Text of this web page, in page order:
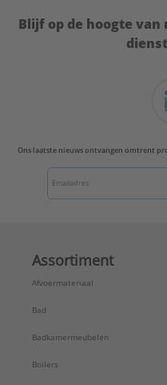
VdS keur: Nee
M8 elektrolytisch
Blijf op de hoogte
Ons laatste nieuws ontvangen omtrent
Assortiment
Afvoermateriaal
Bad
Badkamermeubelen
Boilers